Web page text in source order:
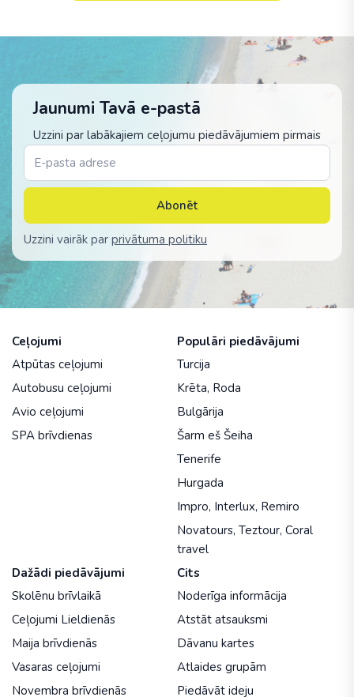
Jaunumi Tavā e-pastā
Uzzini par labākajiem ceļojumu piedāvājumiem pirmais
Abonēt
Uzzini vairāk par privātuma politiku
Ceļojumi
Atpūtas ceļojumi
Autobusu ceļojumi
Avio ceļojumi
SPA brīvdienas
Populāri piedāvājumi
Turcija
Krēta, Roda
Bulgārija
Šarm eš Šeiha
Tenerife
Hurgada
Impro, Interlux, Remiro
Novatours, Teztour, Coral
travel
Dažādi piedāvājumi
Skolēnu brīvlaikā
Ceļojumi Lieldienās
Maija brīvdienās
Vasaras ceļojumi
Novembra brīvdienās
Cits
Noderīga informācija
Atstāt atsauksmi
Dāvanu kartes
Atlaides grupām
Piedāvāt ideju